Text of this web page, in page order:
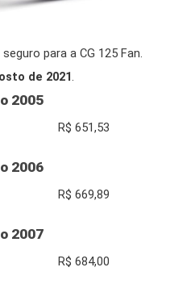
para a CG 125 Fan.
de 2021.
2005
R$ 651,53
2006
R$ 669,89
2007
R$ 684,00